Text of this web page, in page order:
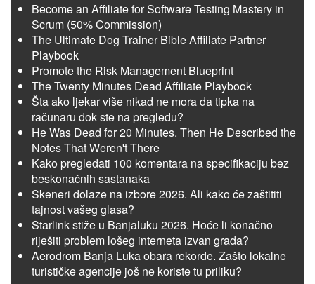
Become an Affiliate for Software Testing Mastery in
Scrum (50% Commission)
The Ultimate Dog Trainer Bible Affiliate Partner
Playbook
Promote the Risk Management Blueprint
The Twenty Minutes Dead Affiliate Playbook
Šta ako ljekar više nikad ne mora da tipka na
računaru dok ste na pregledu?
He Was Dead for 20 Minutes. Then He Described the
Notes That Weren't There
Kako pregledati 100 komentara na specifikaciju bez
beskonačnih sastanaka
Skeneri dolaze na izbore 2026. Ali kako će zaštititi
tajnost vašeg glasa?
Starlink stiže u Banjaluku 2026. Hoće li konačno
riješiti problem lošeg interneta izvan grada?
Aerodrom Banja Luka obara rekorde. Zašto lokalne
turističke agencije još ne koriste tu priliku?